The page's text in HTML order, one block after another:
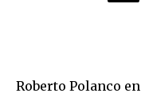
Roberto Polanco